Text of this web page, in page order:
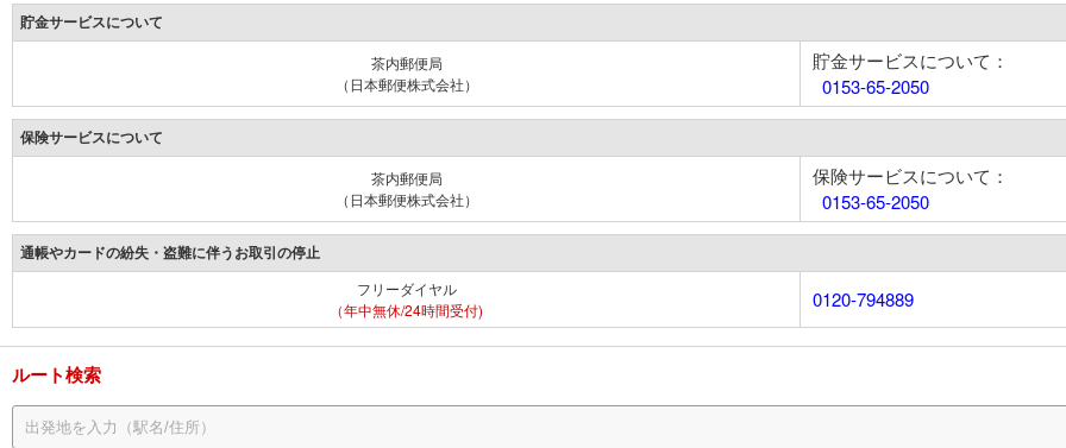
貯金サービスについて
茶内郵便局
（日本郵便株式会社）
貯金サービスについて：
0153-65-2050
保険サービスについて
茶内郵便局
（日本郵便株式会社）
保険サービスについて：
0153-65-2050
通帳やカードの紛失・盗難に伴うお取引の停止
フリーダイヤル
（年中無休/24時間受付)
0120-794889
ルート検索